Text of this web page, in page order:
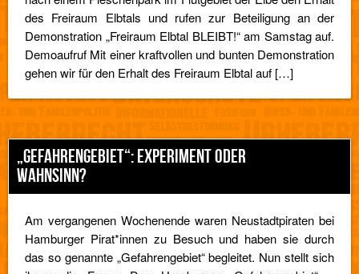
des Freiraum Elbtals und rufen zur Beteiligung an der
Demonstration „Freiraum Elbtal BLEIBT!“ am Samstag auf.
Demoaufruf Mit einer kraftvollen und bunten Demonstration
gehen wir für den Erhalt des Freiraum Elbtal auf […]
„GEFAHRENGEBIET“: EXPERIMENT ODER
WAHNSINN?
Am vergangenen Wochenende waren Neustadtpiraten bei
Hamburger Pirat*innen zu Besuch und haben sie durch
das so genannte „Gefahrengebiet“ begleitet. Nun stellt sich